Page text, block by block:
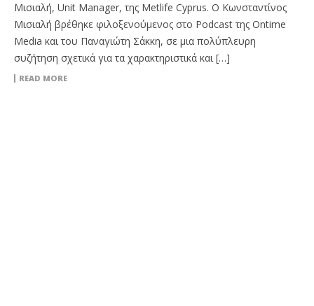
Μισιαλή, Unit Manager, της Metlife Cyprus. Ο Κωνσταντίνος
Μισιαλή βρέθηκε φιλοξενούμενος στο Podcast της Ontime
Media και του Παναγιώτη Σάκκη, σε μια πολύπλευρη
συζήτηση σχετικά για τα χαρακτηριστικά και […]
READ MORE